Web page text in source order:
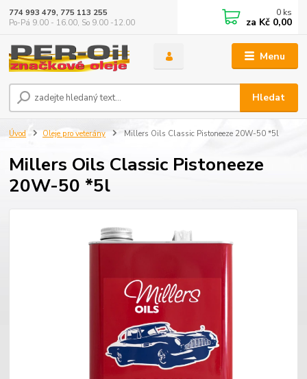
Menu
Hledat
774 993 479, 775 113 255
Po-Pá 9.00 - 16.00, So 9.00 -12.00
0 ks
za Kč 0,00
Úvod Oleje pro veterány Millers Oils Classic Pistoneeze 20W-50 *5l
Millers Oils Classic Pistoneeze
20W-50 *5l